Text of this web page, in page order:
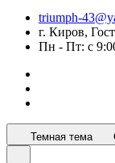
triumph-
г. Киров,
Пн - Пт: с
Темная тема